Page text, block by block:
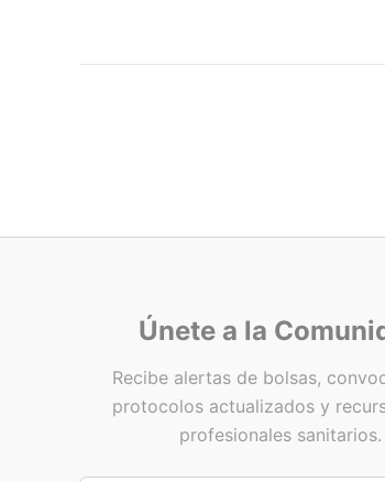
Únete a la
Recibe alertas de bolsas,
protocolos actualizados y
profesionales sanitarios.